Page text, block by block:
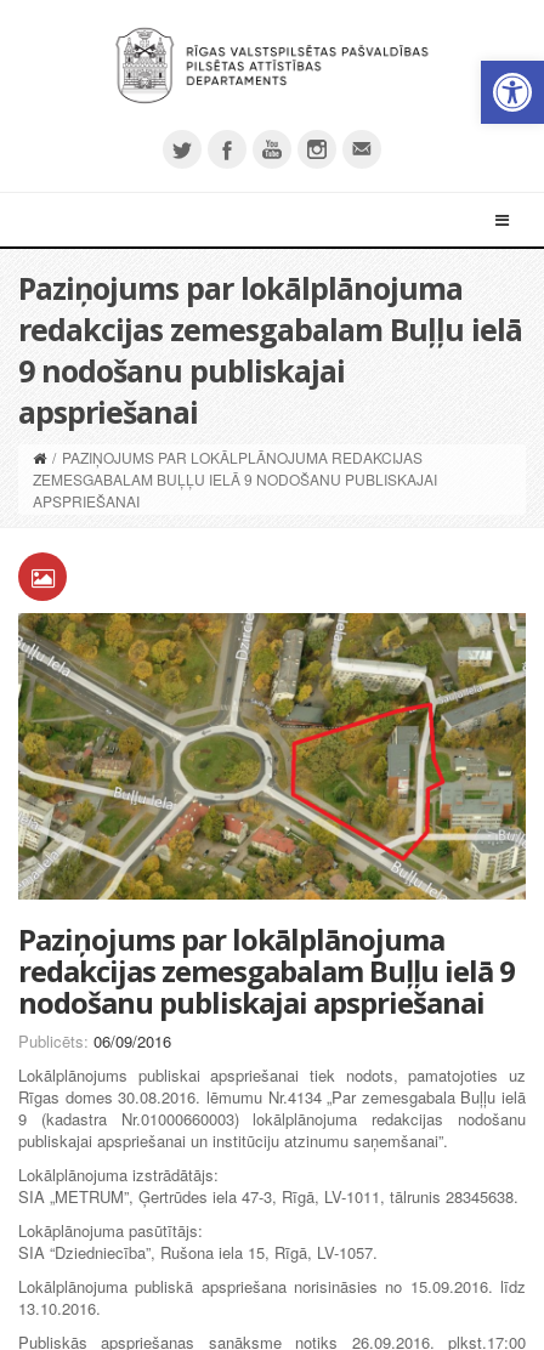
Paziņojums par lokālplānojuma
redakcijas zemesgabalam Buļļu ielā
9 nodošanu publiskajai
apspriešanai
/ PAZIŅOJUMS PAR LOKĀLPLĀNOJUMA REDAKCIJAS
ZEMESGABALAM BUĻĻU IELĀ 9 NODOŠANU PUBLISKAJAI
APSPRIEŠANAI
Paziņojums par lokālplānojuma
redakcijas zemesgabalam Buļļu ielā 9
nodošanu publiskajai apspriešanai
Publicēts: 06/09/2016
Lokālplānojums publiskai apspriešanai tiek nodots, pamatojoties uz
Rīgas domes 30.08.2016. lēmumu Nr.4134 „Par zemesgabala Buļļu ielā
9 (kadastra Nr.01000660003) lokālplānojuma redakcijas nodošanu
publiskajai apspriešanai un institūciju atzinumu saņemšanai”.
Lokālplānojuma izstrādātājs:
SIA „METRUM”, Ģertrūdes iela 47-3, Rīgā, LV-1011, tālrunis 28345638.
Lokāplānojuma pasūtītājs:
SIA “Dziedniecība”, Rušona iela 15, Rīgā, LV-1057.
Lokālplānojuma publiskā apspriešana norisināsies no 15.09.2016. līdz
13.10.2016.
Publiskās apspriešanas sanāksme notiks 26.09.2016. plkst.17:00